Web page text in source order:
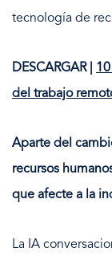
tecnología de
DESCARGAR |
del trabajo
Aparte del
recursos
que afecte a la
La IA